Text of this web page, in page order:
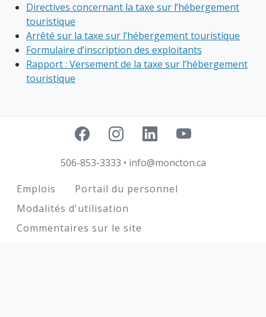
Directives concernant la taxe sur l’hébergement
touristique
Arrêté sur la taxe sur l’hébergement touristique
Formulaire d’inscription des exploitants
Rapport : Versement de la taxe sur l’hébergement
touristique
506-853-3333 • info@moncton.ca
Footer
Emplois
Portail du personnel
Modalités d'utilisation
Commentaires sur le site